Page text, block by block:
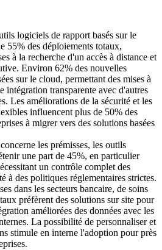
logiciels de rapport basés sur le
55% des déploiements totaux,
à la recherche d'un accès à distance et
Environ 62% des nouvelles
sur le cloud, permettant des mises à
intégration transparente avec d'autres
Les améliorations de la sécurité et les
influencent plus de 50% des
à migrer vers des solutions basées
les prémisses, les outils
une part de 45%, en particulier
un contrôle complet des
à des politiques réglementaires strictes.
dans les secteurs bancaire, de soins
préfèrent des solutions sur site pour
améliorées des données avec les
La possibilité de personnaliser et
stimule en interne l'adoption pour près